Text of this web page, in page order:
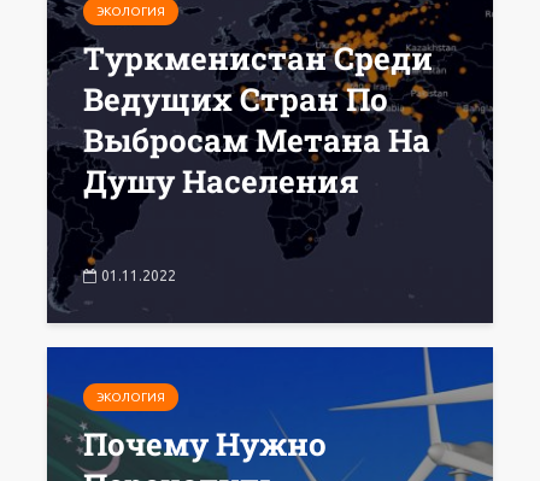
ЭКОЛОГИЯ
Туркменистан Среди
Ведущих Стран По
Выбросам Метана На
Душу Населения
01.11.2022
ЭКОЛОГИЯ
Почему Нужно